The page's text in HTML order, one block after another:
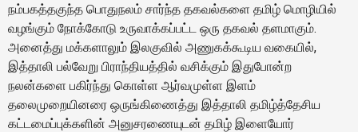
நம்பகத்தகுந்த பொதுநலம் சார்ந்த தகவல்களை தமிழ் மொழியில்
வழங்கும் நோக்கோடு உருவாக்கப்பட்ட ஒரு தகவல் தளமாகும்.
அனைத்து மக்களாலும் இலகுவில் அணுகக்கூடிய வகையில்,
இத்தாலி பல்வேறு பிராந்தியத்தில் வசிக்கும் இதுபோன்ற
நலன்களை பகிர்ந்து கொள்ள ஆர்வமுள்ள இளம்
தலைமுறையினரை ஒருங்கிணைத்து இத்தாலி தமிழ்த்தேசிய
கட்டமைப்புக்களின் அனுசரணையுடன் தமிழ் இளையோர்